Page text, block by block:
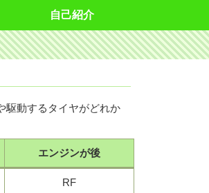
自己紹介
駆動するタイヤがどれか
エンジンが後
RF